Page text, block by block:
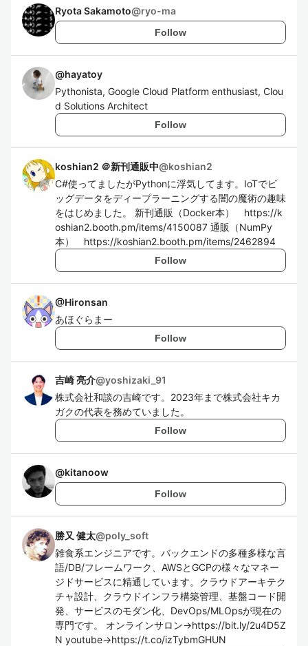
Ryota Sakamoto@ryo-ma
Follow
@hayatoy
Pythonista, Google Cloud Platform enthusiast, Clou
d Solutions Architect
Follow
koshian2 ＠新刊通販中@koshian2
C#使ってましたがPythonに浮気してます。IoTでビ
ッグデータをディープラーニングする闇の魔術の趣味
をはじめました。 新刊通販（Docker本） https://k
oshian2.booth.pm/items/4150087 通販（NumPy
本） https://koshian2.booth.pm/items/2462894
Follow
@Hironsan
あほぐらまー
Follow
吉崎 亮介@yoshizaki_91
株式会社和談の吉崎です。2023年まで株式会社キカ
ガクの代表を務めていました。
Follow
@kitanoow
Follow
勝又 健太@poly_soft
雑食系エンジニアです。バックエンドの多種多様な言
語/DB/フレームワーク、AWSとGCPの様々なマネー
ジドサービスに精通しています。クラウドアーキテク
チャ設計、クラウドインフラ構築管理、基盤コード開
発、サービスのモダン化、DevOps/MLOpsが現在の
専門です。 オンラインサロン→https://bit.ly/2u4D5Z
N youtube→https://t.co/izTybmGHUN